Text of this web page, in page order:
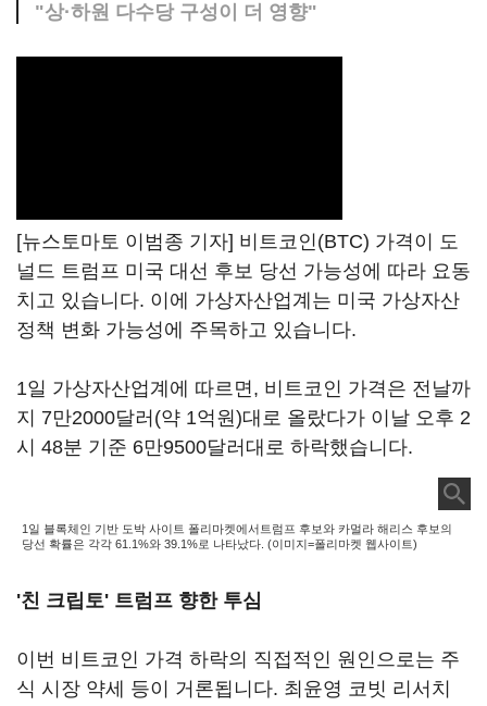
"상·하원 다수당 구성이 더 영향"
[뉴스토마토 이범종 기자] 비트코인(BTC) 가격이 도
널드 트럼프 미국 대선 후보 당선 가능성에 따라 요동
치고 있습니다. 이에 가상자산업계는 미국 가상자산
정책 변화 가능성에 주목하고 있습니다.
1일 가상자산업계에 따르면, 비트코인 가격은 전날까
지 7만2000달러(약 1억원)대로 올랐다가 이날 오후 2
시 48분 기준 6만9500달러대로 하락했습니다.
1일 블록체인 기반 도박 사이트 폴리마켓에서트럼프 후보와 카멀라 해리스 후보의
당선 확률은 각각 61.1%와 39.1%로 나타났다. (이미지=폴리마켓 웹사이트)
'친 크립토' 트럼프 향한 투심
이번 비트코인 가격 하락의 직접적인 원인으로는 주
식 시장 약세 등이 거론됩니다. 최윤영 코빗 리서치